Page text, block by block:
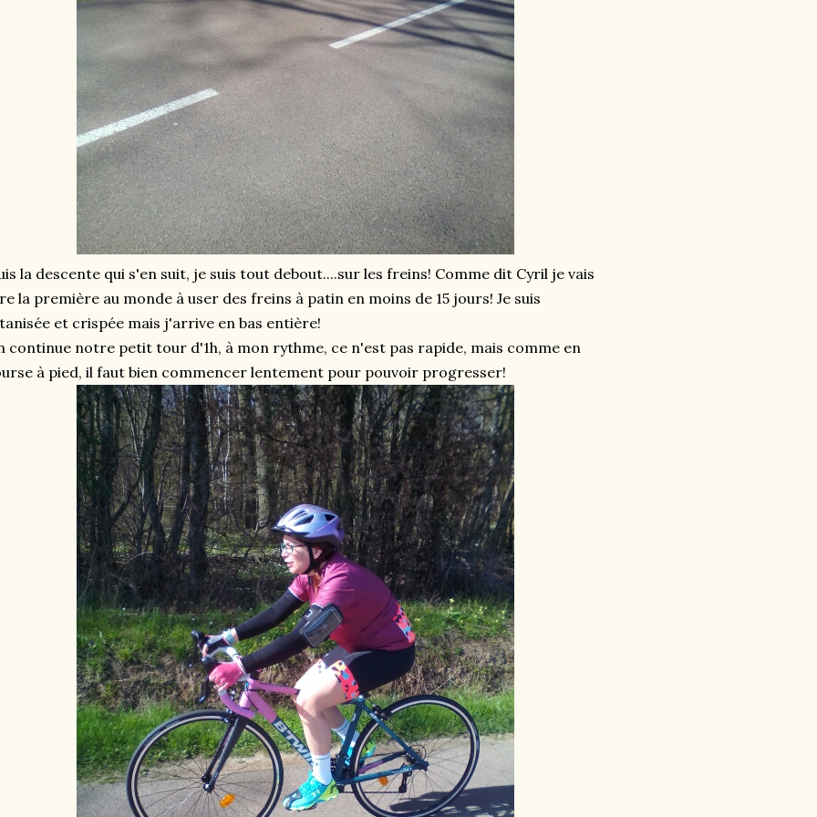
la descente qui s'en suit, je suis tout debout....sur les freins! Comme dit Cyril je vais
la première au monde à user des freins à patin en moins de 15 jours! Je suis
et crispée mais j'arrive en bas entière!
continue notre petit tour d'1h, à mon rythme, ce n'est pas rapide, mais comme en
à pied, il faut bien commencer lentement pour pouvoir progresser!